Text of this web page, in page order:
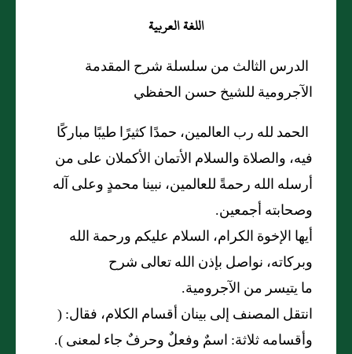
اللغة العربية
الدرس الثالث من سلسلة شرح المقدمة
الآجرومية للشيخ حسن الحفظي
الحمد لله رب العالمين، حمدًا كثيرًا طيبًا مباركًا
فيه، والصلاة والسلام الأتمان الأكملان على من
أرسله الله رحمةً للعالمين، نبينا محمدٍ وعلى آله
وصحابته أجمعين.
أيها الإخوة الكرام، السلام عليكم ورحمة الله
وبركاته، نواصل بإذن الله تعالى شرح
ما يتيسر من الآجرومية.
انتقل المصنف إلى بينان أقسام الكلام، فقال: (
وأقسامه ثلاثة: اسمٌ وفعلٌ وحرفٌ جاء لمعنى ).